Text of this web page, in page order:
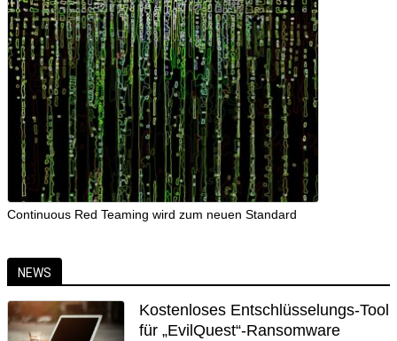
Continuous Red Teaming wird zum neuen Standard
NEWS
Kostenloses Entschlüsselungs-Tool
für „EvilQuest“-Ransomware